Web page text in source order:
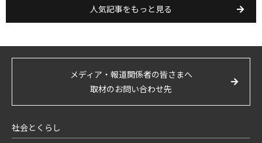
人気記事をもっと見る
メディア・報道関係者の皆さまへ
取材のお問い合わせ先
社会とくらし